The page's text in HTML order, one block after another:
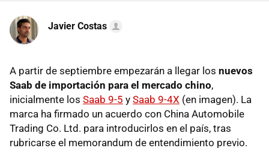
Javier Costas
A partir de septiembre empezarán a llegar los nuevos
Saab de importación para el mercado chino,
inicialmente los Saab 9-5 y Saab 9-4X (en imagen). La
marca ha firmado un acuerdo con China Automobile
Trading Co. Ltd. para introducirlos en el país, tras
rubricarse el memorandum de entendimiento previo.